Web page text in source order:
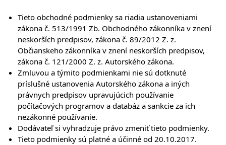
Tieto obchodné podmienky sa riadia ustanoveniami
zákona č. 513/1991 Zb. Obchodného zákonníka v znení
neskorších predpisov, zákona č. 89/2012 Z. z.
Občianskeho zákonníka v znení neskorších predpisov,
zákona č. 121/2000 Z. z. Autorského zákona.
Zmluvou a týmito podmienkami nie sú dotknuté
príslušné ustanovenia Autorského zákona a iných
právnych predpisov upravujúcich používanie
počítačových programov a databáz a sankcie za ich
nezákonné používanie.
Dodávateľ si vyhradzuje právo zmeniť tieto podmienky.
Tieto podmienky sú platné a účinné od 20.10.2017.